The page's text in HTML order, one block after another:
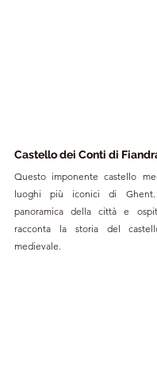
Castello dei Conti di
Questo imponente castello
luoghi più iconici di
panoramica della città e
racconta la storia del
medievale.